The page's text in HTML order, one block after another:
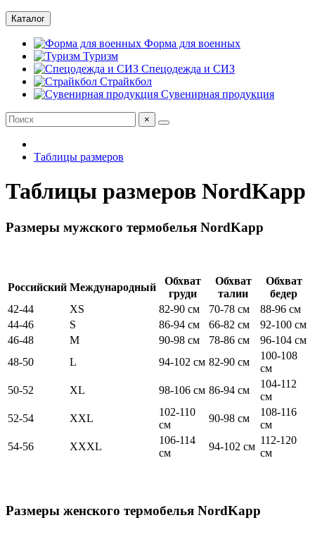
Каталог
Форма для военных
Туризм
Спецодежда и СИЗ
Страйкбол
Сувенирная продукция
×
Таблицы размеров
Таблицы размеров NordKapp
Размеры мужского термобелья NordKapp
Российский Международный
Обхват
груди
Обхват
талии
Обхват
бедер
42-44
XS 82-90 см 70-78 см
88-96 см
44-46
S 86-94 см 66-82 см
92-100 см
46-48
M 90-98 см 78-86 см
96-104 см
48-50
L 94-102 см 82-90 см
100-108
см
50-52
XL 98-106 см 86-94 см
104-112
см
52-54
XXL
102-110
см
90-98 см
108-116
см
54-56
XXXL
106-114
см
94-102 см
112-120
см
Размеры женского термобелья NordKapp